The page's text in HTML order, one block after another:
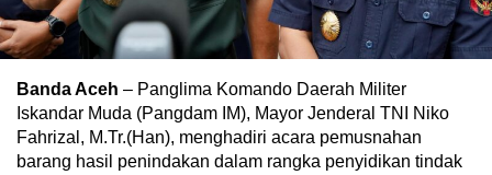
Banda Aceh – Panglima Komando Daerah Militer
Iskandar Muda (Pangdam IM), Mayor Jenderal TNI Niko
Fahrizal, M.Tr.(Han), menghadiri acara pemusnahan
barang hasil penindakan dalam rangka penyidikan tindak